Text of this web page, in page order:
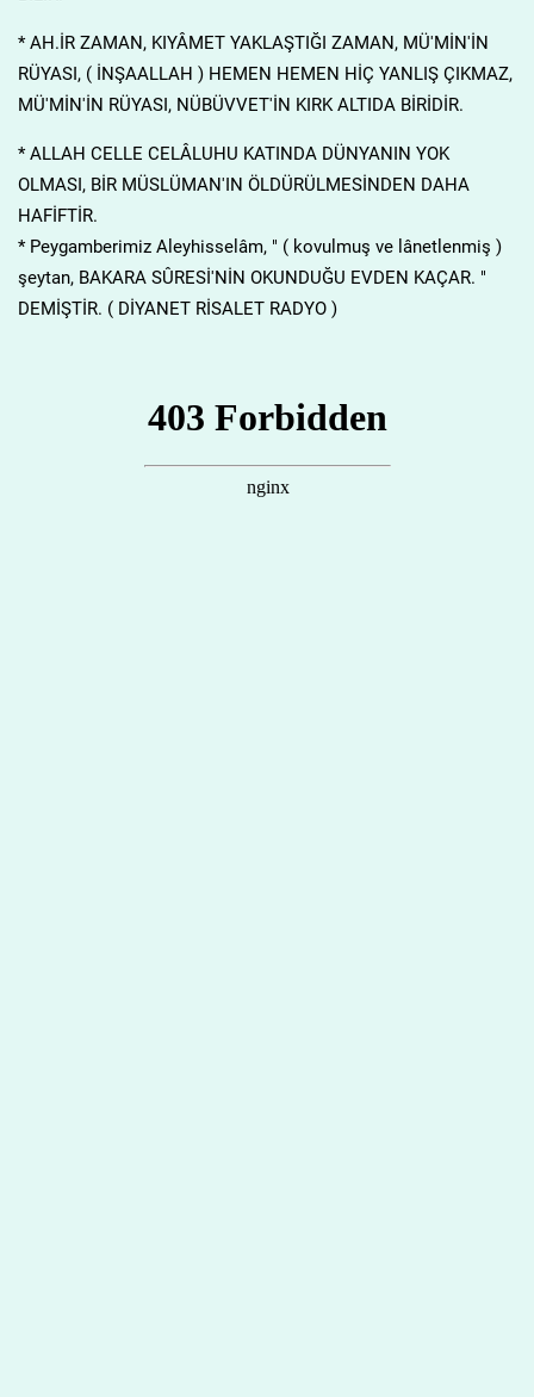
* AH.İR ZAMAN, KIYÂMET YAKLAŞTIĞI ZAMAN, MÜ'MİN'İN
RÜYASI, ( İNŞAALLAH ) HEMEN HEMEN HİÇ YANLIŞ ÇIKMAZ,
MÜ'MİN'İN RÜYASI, NÜBÜVVET'İN KIRK ALTIDA BİRİDİR.
* ALLAH CELLE CELÂLUHU KATINDA DÜNYANIN YOK
OLMASI, BİR MÜSLÜMAN'IN ÖLDÜRÜLMESİNDEN DAHA
HAFİFTİR.
* Peygamberimiz Aleyhisselâm, " ( kovulmuş ve lânetlenmiş )
şeytan, BAKARA SÛRESİ'NİN OKUNDUĞU EVDEN KAÇAR. "
DEMİŞTİR. ( DİYANET RİSALET RADYO )